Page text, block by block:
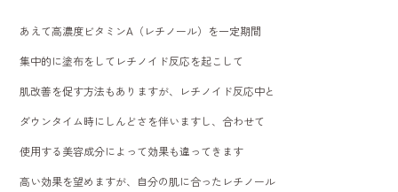
あえて高濃度ビタミンA（レチノール）を一定期間
集中的に塗布をしてレチノイド反応を起こして
肌改善を促す方法もありますが、レチノイド反応中と
ダウンタイム時にしんどさを伴いますし、合わせて
使用する美容成分によって効果も違ってきます
高い効果を望めますが、自分の肌に合ったレチノール